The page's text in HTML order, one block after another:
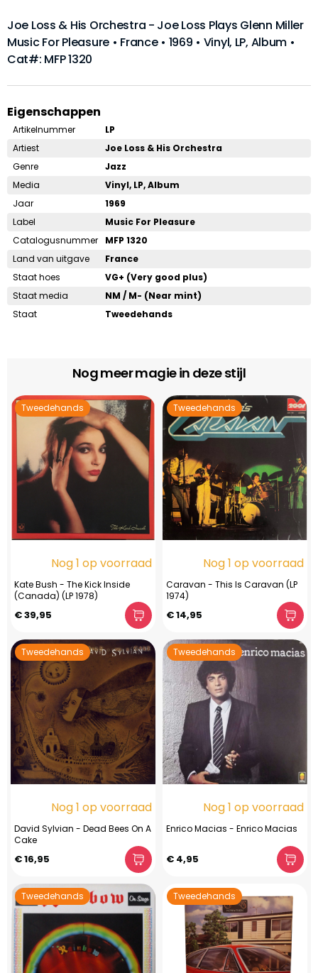
Joe Loss & His Orchestra - Joe Loss Plays Glenn Miller
Music For Pleasure • France • 1969 • Vinyl, LP, Album •
Cat#: MFP 1320
Eigenschappen
Artikelnummer
LP
Artiest
Joe Loss & His Orchestra
Genre
Jazz
Media
Vinyl, LP, Album
Jaar
1969
Label
Music For Pleasure
Catalogusnummer
MFP 1320
Land van uitgave
France
Staat hoes
VG+ (Very good plus)
Staat media
NM / M- (Near mint)
Staat
Tweedehands
Nog meer magie in deze stijl
Tweedehands
Nog 1 op voorraad
Kate Bush - The Kick Inside
(Canada) (LP 1978)
€ 39,95
Tweedehands
Nog 1 op voorraad
Caravan - This Is Caravan (LP
1974)
€ 14,95
Tweedehands
Nog 1 op voorraad
David Sylvian - Dead Bees On A
Cake
€ 16,95
Tweedehands
Nog 1 op voorraad
Enrico Macias - Enrico Macias
€ 4,95
Tweedehands Tweedehands